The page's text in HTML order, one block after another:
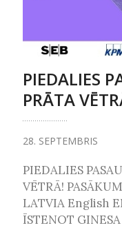
PIEDALIES
PRĀTA
28. SEPTEMBRIS
PIEDALIES
VĒTRĀ!
LATVIA English
ĪSTENOT